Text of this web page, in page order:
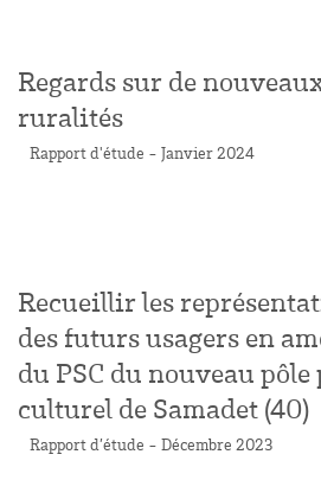
Regards sur de
ruralités
Rapport d'étude - Janvier 2024
Recueillir les
des futurs usagers en
du PSC du nouveau
culturel de Samadet (40)
Rapport d’étude - Décembre 2023